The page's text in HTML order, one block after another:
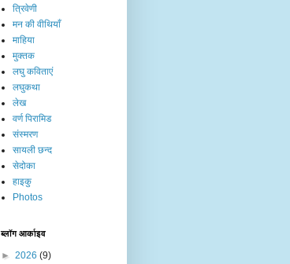
त्रिवेणी
मन की वीथियाँ
माहिया
मुक्तक
लघु कविताएं
लघुकथा
लेख​
वर्ण पिरामिड
संस्मरण
सायली छन्द
सेदोका
हाइकु
Photos
ब्लॉग आर्काइव
► 2026 (9)